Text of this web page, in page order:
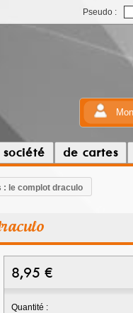
Pseudo :
de cartes
: le complot draculo
8,95 €
Quantité :